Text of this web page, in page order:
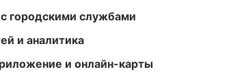
городскими службами
и аналитика
и онлайн-карты